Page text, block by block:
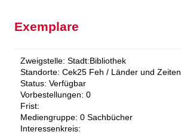
Exemplare
Zweigstelle: Stadt:Bibliothek
Standorte: Cek25 Feh / Länder und Zeiten
Status: Verfügbar
Vorbestellungen: 0
Frist:
Mediengruppe: 0 Sachbücher
Interessenkreis: